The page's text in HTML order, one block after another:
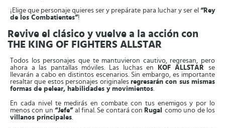
¡Elige que personaje quieres ser y prepárate para luchar y ser el “Rey
de los Combatientes”!
Revive el clásico y vuelve a la acción con
THE KING OF FIGHTERS ALLSTAR
Todos los personajes que te mantuvieron cautivo, regresan, pero
ahora a las pantallas móviles. Las luchas en
KOF ALLSTARse
llevarán a cabo en distintos escenarios. Sin embargo, es importante
resaltar que estos personajes originales regresarán con sus mismas
formas de pelear, habilidades y movimientos.
En cada nivel te medirás en combate con tus enemigos y por lo
menos con un“Jefe” al final. Se contará con Rugal como uno de los
villanos principales.